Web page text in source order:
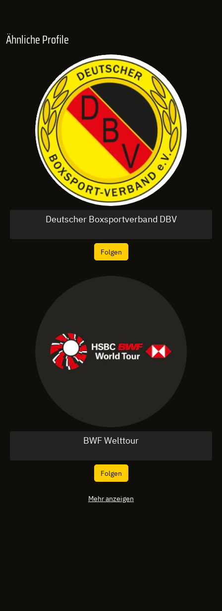
Ähnliche Profile
Deutscher Boxsportverband DBV
Folgen
BWF Welttour
Folgen
Mehr anzeigen